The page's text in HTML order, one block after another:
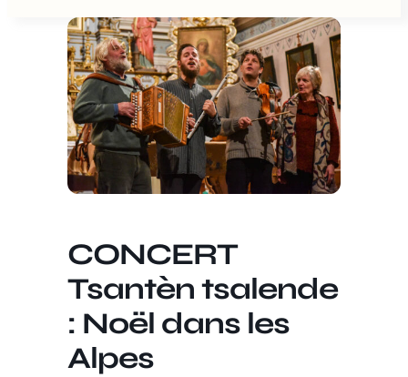
CONCERT
Tsantèn tsalende
: Noël dans les
Alpes